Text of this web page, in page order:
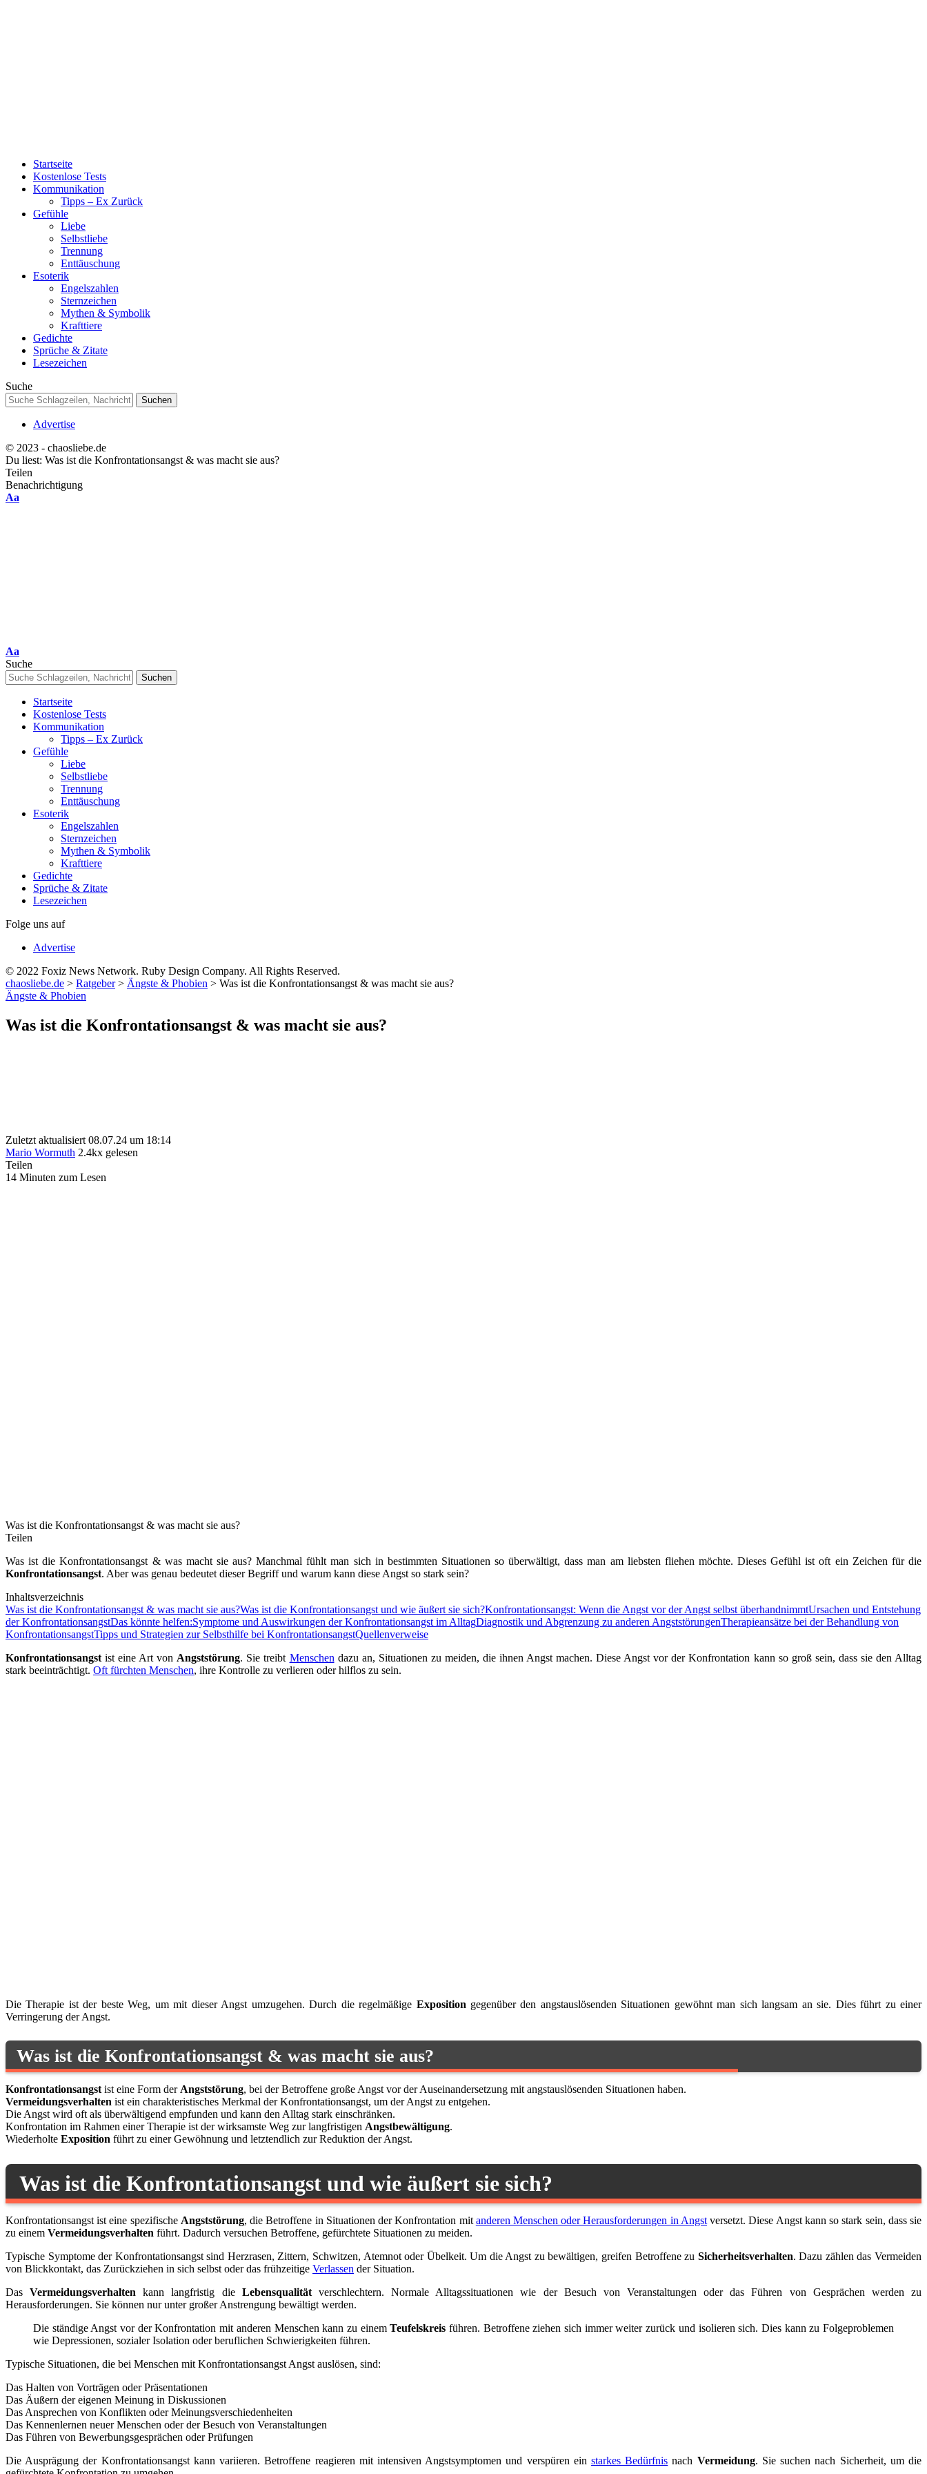
Startseite
Kostenlose Tests
Kommunikation
Tipps – Ex Zurück
Gefühle
Liebe
Selbstliebe
Trennung
Enttäuschung
Esoterik
Engelszahlen
Sternzeichen
Mythen & Symbolik
Krafttiere
Gedichte
Sprüche & Zitate
Lesezeichen
Suche
Advertise
© 2023 - chaosliebe.de
Du liest: Was ist die Konfrontationsangst & was macht sie aus?
Teilen
Benachrichtigung
Font
Aa
Font
Resizer
Aa
Suche
Startseite
Kostenlose Tests
Kommunikation
Tipps – Ex Zurück
Gefühle
Liebe
Selbstliebe
Trennung
Enttäuschung
Esoterik
Engelszahlen
Sternzeichen
Mythen & Symbolik
Krafttiere
Gedichte
Sprüche & Zitate
Lesezeichen
Folge uns auf
Advertise
© 2022 Foxiz News Network. Ruby Design Company. All Rights Reserved.
chaosliebe.de > Ratgeber> Ängste & Phobien > Was ist die Konfrontationsangst & was macht sie aus?
Ängste & Phobien
Was ist die Konfrontationsangst & was macht sie aus?
Zuletzt aktualisiert 08.07.24 um 18:14
Mario Wormuth 2.4kx gelesen
Teilen
14 Minuten zum Lesen
Was ist die Konfrontationsangst & was macht sie aus?
Teilen
Was ist die Konfrontationsangst & was macht sie aus? Manchmal fühlt man sich in bestimmten Situationen so überwältigt, dass man am liebsten fliehen möchte. Dieses Gefühl ist oft ein Zeichen für die
Konfrontationsangst. Aber was genau bedeutet dieser Begriff und warum kann diese Angst so stark sein?
Inhaltsverzeichnis
Was ist die Konfrontationsangst & was macht sie aus?Was ist die Konfrontationsangst und wie äußert sie sich?Konfrontationsangst: Wenn die Angst vor der Angst selbst überhandnimmtUrsachen und Entstehung
der KonfrontationsangstDas könnte helfen:Symptome und Auswirkungen der Konfrontationsangst im AlltagDiagnostik und Abgrenzung zu anderen AngststörungenTherapieansätze bei der Behandlung von
KonfrontationsangstTipps und Strategien zur Selbsthilfe bei KonfrontationsangstQuellenverweise
Konfrontationsangst ist eine Art von Angststörung. Sie treibt Menschen dazu an, Situationen zu meiden, die ihnen Angst machen. Diese Angst vor der Konfrontation kann so groß sein, dass sie den Alltag
stark beeinträchtigt. Oft fürchten Menschen, ihre Kontrolle zu verlieren oder hilflos zu sein.
Die Therapie ist der beste Weg, um mit dieser Angst umzugehen. Durch die regelmäßige Exposition gegenüber den angstauslösenden Situationen gewöhnt man sich langsam an sie. Dies führt zu einer
Verringerung der Angst.
Was ist die Konfrontationsangst & was macht sie aus?
Konfrontationsangstist eine Form derAngststörung, bei der Betroffene große Angst vor der Auseinandersetzung mit angstauslösenden Situationen haben.
Vermeidungsverhalten ist ein charakteristisches Merkmal der Konfrontationsangst, um der Angst zu entgehen.
Die Angst wird oft als überwältigend empfunden und kann den Alltag stark einschränken.
Konfrontation im Rahmen einer Therapie ist der wirksamste Weg zur langfristigen Angstbewältigung.
Wiederholte Exposition führt zu einer Gewöhnung und letztendlich zur Reduktion der Angst.
Was ist die Konfrontationsangst und wie äußert sie sich?
Konfrontationsangst ist eine spezifische Angststörung, die Betroffene in Situationen der Konfrontation mit anderen Menschen oder Herausforderungen in Angstversetzt. Diese Angst kann so stark sein, dass sie
zu einem Vermeidungsverhalten führt. Dadurch versuchen Betroffene, gefürchtete Situationen zu meiden.
Typische Symptome der Konfrontationsangst sind Herzrasen, Zittern, Schwitzen, Atemnot oder Übelkeit. Um die Angst zu bewältigen, greifen Betroffene zu Sicherheitsverhalten. Dazu zählen das Vermeiden
von Blickkontakt, das Zurückziehen in sich selbst oder das frühzeitige Verlassen der Situation.
DasVermeidungsverhalten kann langfristig die Lebensqualitätverschlechtern. Normale Alltagssituationen wie der Besuch von Veranstaltungen oder das Führen von Gesprächen werden zu
Herausforderungen. Sie können nur unter großer Anstrengung bewältigt werden.
Die ständige Angst vor der Konfrontation mit anderen Menschen kann zu einemTeufelskreis führen. Betroffene ziehen sich immer weiter zurück und isolieren sich. Dies kann zu Folgeproblemen
wie Depressionen, sozialer Isolation oder beruflichen Schwierigkeiten führen.
Typische Situationen, die bei Menschen mit Konfrontationsangst Angst auslösen, sind:
Das Halten von Vorträgen oder Präsentationen
Das Äußern der eigenen Meinung in Diskussionen
Das Ansprechen von Konflikten oder Meinungsverschiedenheiten
Das Kennenlernen neuer Menschen oder der Besuch von Veranstaltungen
Das Führen von Bewerbungsgesprächen oder Prüfungen
Die Ausprägung der Konfrontationsangst kann variieren. Betroffene reagieren mit intensiven Angstsymptomen und verspüren einstarkes Bedürfnis nach Vermeidung. Sie suchen nach Sicherheit, um die